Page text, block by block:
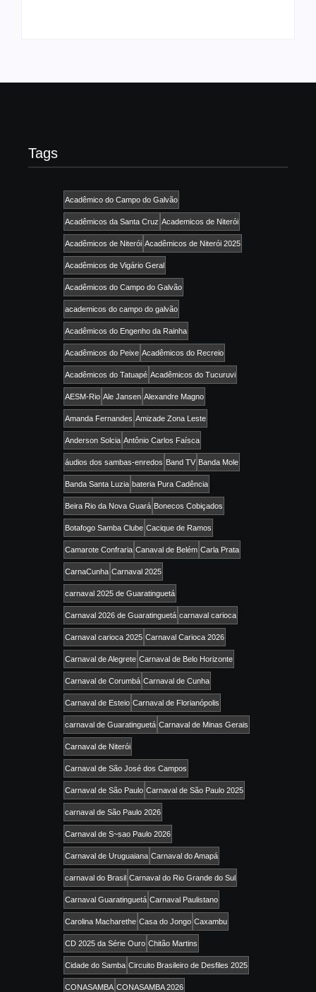
Tags
Acadêmico do Campo do Galvão
Acadêmicos da Santa Cruz Academicos de Niterói
Acadêmicos de Niterói Acadêmicos de Niterói 2025
Acadêmicos de Vigário Geral
Acadêmicos do Campo do Galvão
academicos do campo do galvão
Acadêmicos do Engenho da Rainha
Acadêmicos do Peixe Acadêmicos do Recreio
Acadêmicos do Tatuapé Acadêmicos do Tucuruvi
AESM-Rio Ale Jansen Alexandre Magno
Amanda Fernandes Amizade Zona Leste
Anderson Solcia Antônio Carlos Faísca
áudios dos sambas-enredos Band TV Banda Mole
Banda Santa Luzia bateria Pura Cadência
Beira Rio da Nova Guará Bonecos Cobiçados
Botafogo Samba Clube Cacique de Ramos
Camarote Confraria Canaval de Belém Carla Prata
CarnaCunha Carnaval 2025
carnaval 2025 de Guaratinguetá
Carnaval 2026 de Guaratinguetá carnaval carioca
Carnaval carioca 2025 Carnaval Carioca 2026
Carnaval de Alegrete Carnaval de Belo Horizonte
Carnaval de Corumbá Carnaval de Cunha
Carnaval de Esteio Carnaval de Florianópolis
carnaval de Guaratinguetá Carnaval de Minas Gerais
Carnaval de Niterói
Carnaval de São José dos Campos
Carnaval de São Paulo Carnaval de São Paulo 2025
carnaval de São Paulo 2026
Carnaval de S~sao Paulo 2026
Carnaval de Uruguaiana Carnaval do Amapá
carnaval do Brasil Carnaval do Rio Grande do Sul
Carnaval Guaratinguetá Carnaval Paulistano
Carolina Macharethe Casa do Jongo Caxambu
CD 2025 da Série Ouro Chitão Martins
Cidade do Samba Circuito Brasileiro de Desfiles 2025
CONASAMBA CONASAMBA 2026